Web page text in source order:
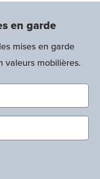
en garde
mises en garde
valeurs mobilières.